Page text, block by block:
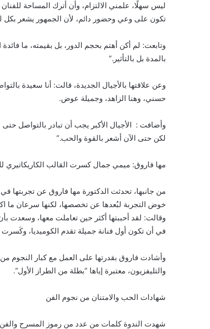
ليس سهلًا، علمني الالتزام، وأن أترك المساحة
تكون على وعي وحضور دائم، لأن الجمهور يشعر بكل
وتابعت: لم أكن أهتم بحجم الدور، بل بقيمته، ما
بالمدة بل بالتأثير.”
وعن علاقتها بالأجيال الجديدة، قالت: أنا سعيدة
حسني، وهنا الزاهد، وجميلة عوض.
وأضافت : الأجيال الأكبر يجب أن تبادر بالتواصل
لكن حتى الآن أشعر بالقوة والحب.”
مها فاروق: ميمي جمال كسرت القالب الكاريكاتيري
من جانبها، تحدثت الدكتورة مها فاروق عن تجربتها
خوض التجربة لبُعدها عن تخصصها، لكنها سرعان
في أن تكون أول فنانة جميلة تقدم الكوميديا، وكَسرت
وأشادت فاروق بقدرتها على العمل مع كبار النجوم
والتليفزيون، معتبرة إياها “بطلة من الطراز الأول”.
شهادات الحب والامتنان من نجوم الفن
شهدت الندوة كلمات من عدد من رموز المسرح والفن